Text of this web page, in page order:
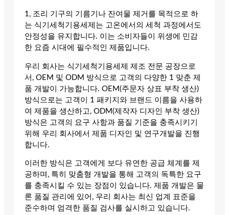
1, 조리 기구의 기름기나 잔여물 제거를 목적으로 하
는 식기세척기용세제는 고온에서의 세척 과정에서도
안정성을 유지합니다. 이는 소비자들이 위생에 민감
한 요즘 시대에 필수적인 제품입니다.
우리 회사는 식기세척기용세제 제조 전문 공장으로
서, OEM 및 ODM 방식으로 고객의 다양한 1 맞춘 제
품 개발이 가능합니다. OEM(주문자 상표 부착 생산)
방식으로는 고객이 1 패키지와 브랜드 이름을 사용하
여 제품을 생산하고, ODM(제작자 디자인 부착 생산)
방식은 고객의 요구 사항과 품질 기준을 충족시키기
위해 우리 회사에서 제품 디자인 및 연구개발을 진행
합니다.
이러한 방식은 고객에게 보다 유연한 공급 체계를 제
공하며, 특히 맞춤형 개발을 통해 고객의 독특한 요구
를 충족시킬 수 있는 장점이 있습니다. 제품 개발은 물
론 품질 관리에 있어, 우리 회사는 최신 업계 표준을
준수하며 엄격한 품질 검사를 실시하고 있습니다.